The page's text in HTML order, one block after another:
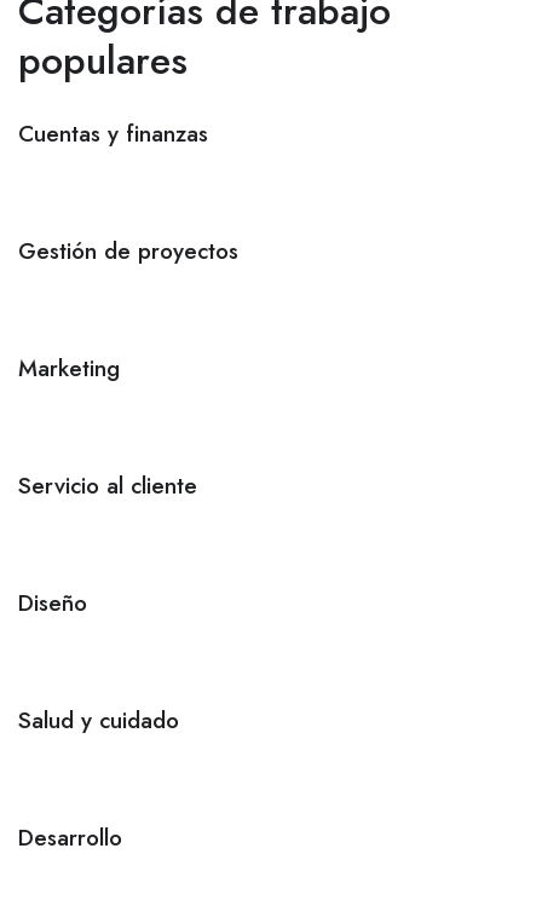
populares
Cuentas y finanzas
Gestión de proyectos
Marketing
Servicio al cliente
Diseño
Salud y cuidado
Desarrollo